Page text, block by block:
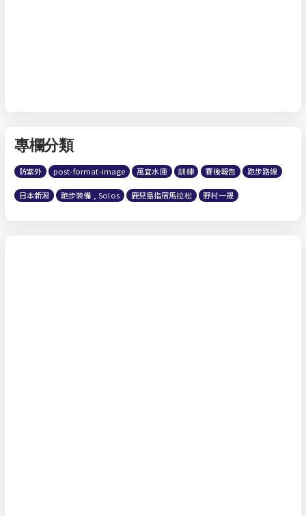
專欄分類
防紫外 post-format-image 萬宜水庫 訓練 賽後報告 跑步路線
日本新潟 跑步裝備 , Solos 鹿兒島指宿馬拉松 野村一晟